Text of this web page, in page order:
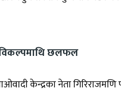
विकल्पमाथि छलफल
केन्द्रका नेता